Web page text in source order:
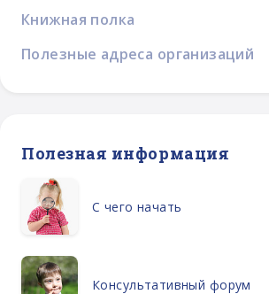
Книжная полка
Полезные адреса организаций
Полезная информация
С чего начать
Консультативный форум